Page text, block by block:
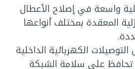
واسعة في إصلاح الأعطال
المعقدة بمختلف أنواعها
الكهربائية الداخلية
على سلامة الشبكة